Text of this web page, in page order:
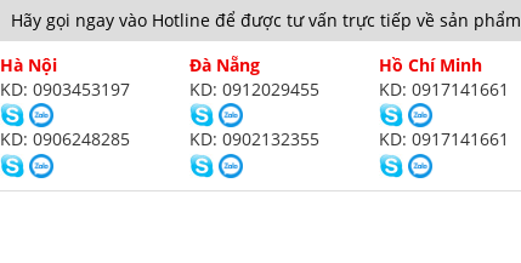
Hãy gọi ngay vào Hotline để được tư vấn trực tiếp về sản phẩm
Hà Nội
KD: 0903453197
KD: 0906248285
Đà Nẵng
KD: 0912029455
KD: 0902132355
Hồ Chí Minh
KD: 0917141661
KD: 0917141661